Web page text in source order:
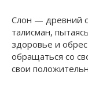
Слон — древний
талисман,
здоровье и
обращаться со
свои